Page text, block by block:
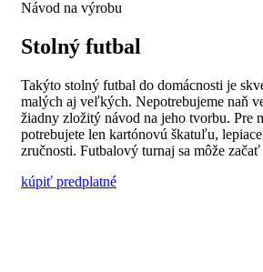
Návod na výrobu
Stolný futbal
Takýto stolný futbal do domácnosti je
malých aj veľkých. Nepotrebujeme naň
žiadny zložitý návod na jeho tvorbu. Pre
potrebujete len kartónovú škatuľu,
zručnosti. Futbalový turnaj sa môže
kúpiť predplatné